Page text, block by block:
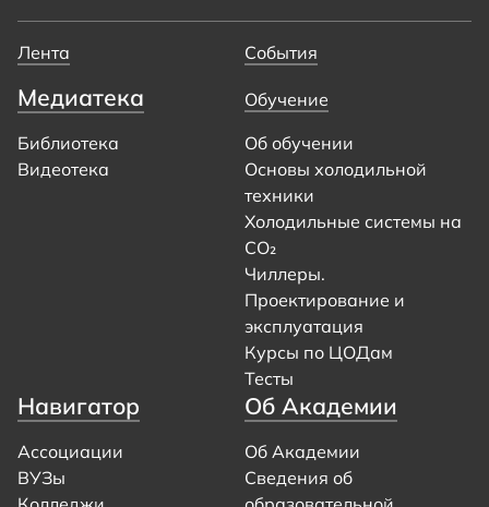
Лента События
Медиатека
Библиотека
Видеотека
Обучение
Об обучении
Основы холодильной
техники
Холодильные системы на
CO₂
Чиллеры.
Проектирование и
эксплуатация
Курсы по ЦОДам
Тесты
Навигатор
Ассоциации
ВУЗы
Об Академии
Об Академии
Сведения об